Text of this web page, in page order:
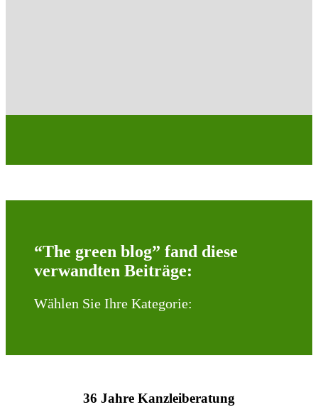
“The green blog” fand diese
verwandten Beiträge:
Wählen Sie Ihre Kategorie:
36 Jahre Kanzleiberatung